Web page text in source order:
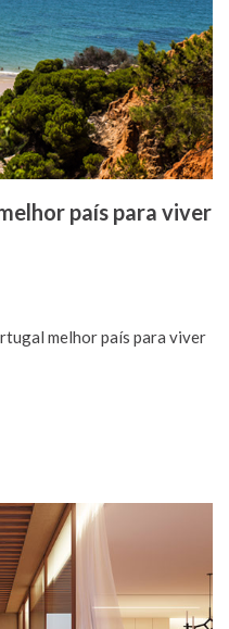
país para viver
melhor país para viver